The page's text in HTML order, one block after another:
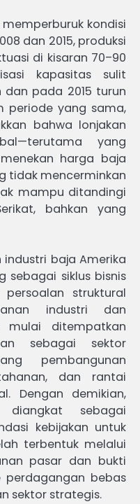
kondisi
dan 2015, produksi
di kisaran 70–90
kapasitas sulit
pada 2015 turun
periode yang sama,
bahwa lonjakan
yang
harga baja
tidak mencerminkan
mampu ditandingi
bahkan yang
baja Amerika
sebagai siklus bisnis
struktural
industri dan
mulai ditempatkan
sebagai sektor
pembangunan
dan rantai
Dengan demikian,
diangkat sebagai
kebijakan untuk
terbentuk melalui
pasar dan bukti
perdagangan bebas
sektor strategis.